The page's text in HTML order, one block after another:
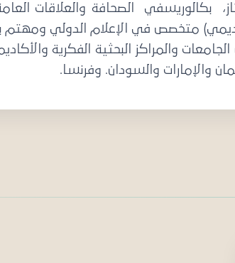
بكالوريسفي الصحافة والعلاقات
متخصص في الإعلام الدولي ومهتم
والمراكز البحثية الفكرية
والإمارات والسودان. وفرنسا.